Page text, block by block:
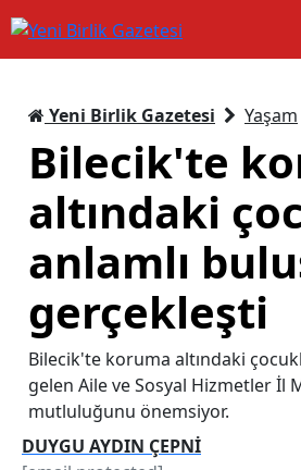
Yeni Birlik Gazetesi Yaşam
Bilecik'te
altındaki
anlamlı
gerçekleşti
Bilecik'te koruma altındaki
gelen Aile ve Sosyal Hizmetler İl
mutluluğunu önemsiyor.
DUYGU AYDIN ÇEPNİ